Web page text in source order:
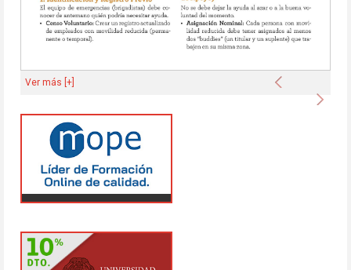
Anterior
Ver más [+]